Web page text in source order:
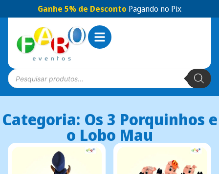
Ganhe 5% de Desconto Pagando no Pix
Categoria: Os 3 Porquinhos e
o Lobo Mau